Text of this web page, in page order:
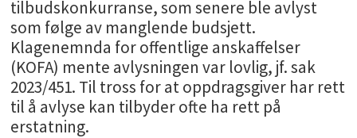
tilbudskonkurranse, som senere ble avlyst
som følge av manglende budsjett.
Klagenemnda for offentlige anskaffelser
(KOFA) mente avlysningen var lovlig, jf. sak
2023/451. Til tross for at oppdragsgiver har rett
til å avlyse kan tilbyder ofte ha rett på
erstatning.